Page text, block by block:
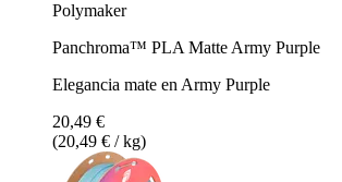
Polymaker
Panchroma™ PLA Matte Army Purple
Elegancia mate en Army Purple
20,49 €
(20,49 € / kg)